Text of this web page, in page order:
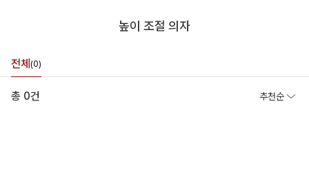
높이 조절 의자
전체 (0)
총 0건 추천순